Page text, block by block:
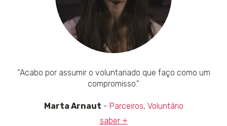
“Acabo por assumir o voluntariado que faço como um
compromisso.”
Marta Arnaut - Parceiros, Voluntário
saber +